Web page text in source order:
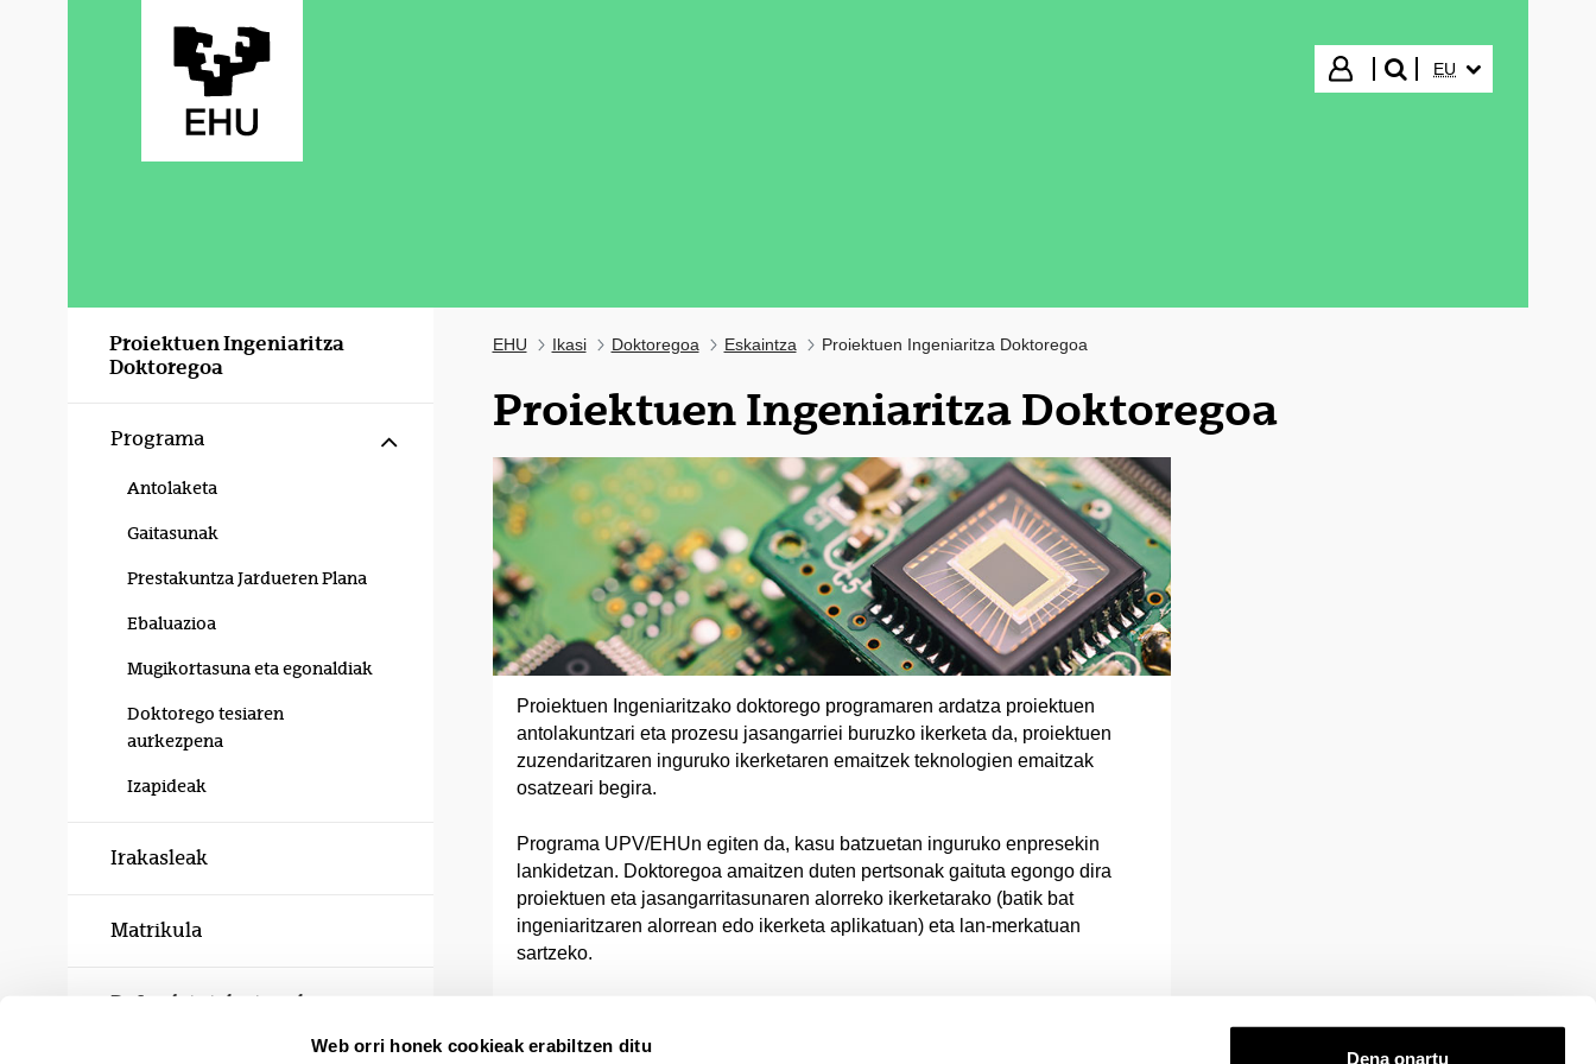
Web orri honek cookieak erabiltzen ditu
Dena onartu
Hasi saioa
bilatu"
EU
Proiektuen Ingeniaritza
Doktoregoa
Programa Erakutsi/izkutatu azpiorriak
Antolaketa
Gaitasunak
Prestakuntza Jardueren Plana
Ebaluazioa
Mugikortasuna eta egonaldiak
Doktorego tesiaren
aurkezpena
Izapideak
Irakasleak
Matrikula
Defendatutako tesiak
EHU Ikasi Doktoregoa Eskaintza Proiektuen Ingeniaritza Doktoregoa
Proiektuen Ingeniaritza Doktoregoa
Proiektuen Ingeniaritzako doktorego programaren ardatza proiektuen
antolakuntzari eta prozesu jasangarriei buruzko ikerketa da, proiektuen
zuzendaritzaren inguruko ikerketaren emaitzek teknologien emaitzak
osatzeari begira.
Programa UPV/EHUn egiten da, kasu batzuetan inguruko enpresekin
lankidetzan. Doktoregoa amaitzen duten pertsonak gaituta egongo dira
proiektuen eta jasangarritasunaren alorreko ikerketarako (batik bat
ingeniaritzaren alorrean edo ikerketa aplikatuan) eta lan-merkatuan
sartzeko.